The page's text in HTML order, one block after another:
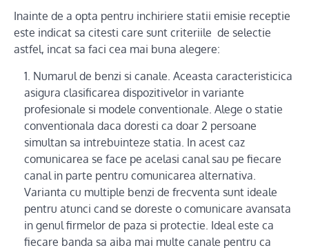
Inainte de a opta pentru inchiriere statii emisie receptie
este indicat sa citesti care sunt criteriile de selectie
astfel, incat sa faci cea mai buna alegere:
Numarul de benzi si canale. Aceasta caracteristicica
asigura clasificarea dispozitivelor in variante
profesionale si modele conventionale. Alege o statie
conventionala daca doresti ca doar 2 persoane
simultan sa intrebuinteze statia. In acest caz
comunicarea se face pe acelasi canal sau pe fiecare
canal in parte pentru comunicarea alternativa.
Varianta cu multiple benzi de frecventa sunt ideale
pentru atunci cand se doreste o comunicare avansata
in genul firmelor de paza si protectie. Ideal este ca
fiecare banda sa aiba mai multe canale pentru ca